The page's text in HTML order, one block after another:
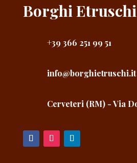
Borghi Etruschi
+39 366 251 99 51
info@borghietruschi.it
Cerveteri (RM) - Via